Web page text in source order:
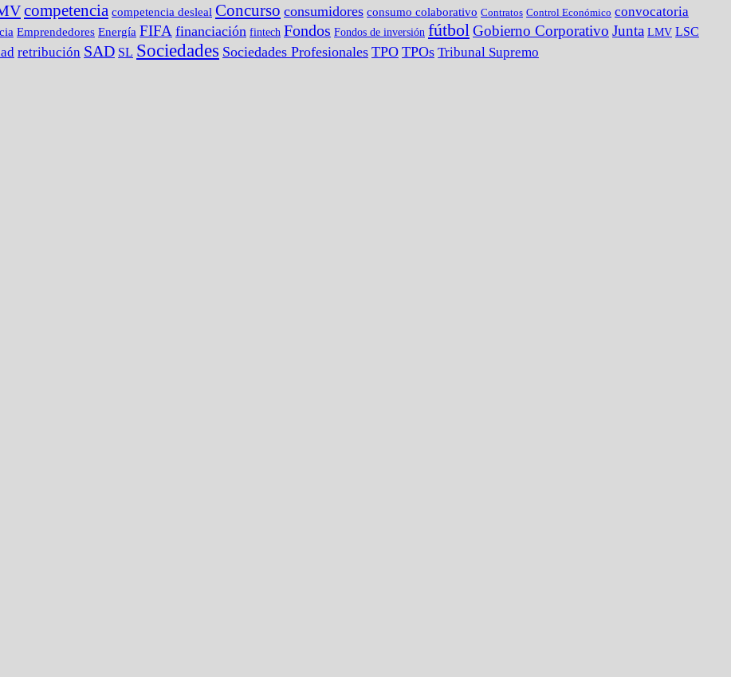
competencia competencia desleal Concurso consumidores consumo colaborativo Contratos Control Económico convocatoria
Emprendedores Energía FIFA financiación fintech Fondos Fondos de inversión fútbolGobierno Corporativo Junta LMV LSC
retribución SAD SL Sociedades Sociedades Profesionales TPO TPOs Tribunal Supremo